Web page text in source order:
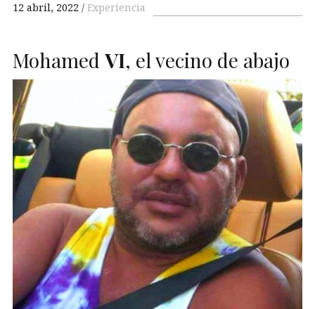
12 abril, 2022 Experiencia
Mohamed VI, el vecino de abajo